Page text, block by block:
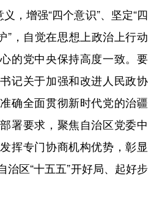
海南 重庆
云南 西藏
青海 宁夏
黑龙江
，增强“四个意识”、坚定“四
”，自觉在思想上政治上行动
的党中央保持高度一致。要
记关于加强和改进人民政协
确全面贯彻新时代党的治疆
署要求，聚焦自治区党委中
挥专门协商机构优势，彰显
治区“十五五”开好局、起好步